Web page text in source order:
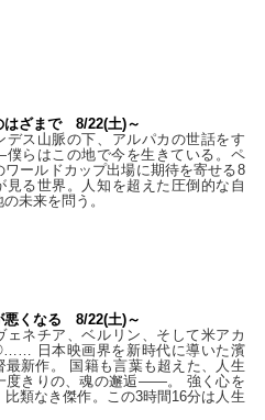
はざまで 8/22(土)～
デス山脈の下、アルパカの世話をす
らはこの地で今を生きている。ペ
ワールドカップ出場に期待を寄せる8
見る世界。人知を超えた圧倒的な自
未来を問う。
悪くなる 8/22(土)～
ェネチア、ベルリン、そして米アカ
日本映画界を新時代に導いた濱
最新作。 国籍も言葉も超えた、人生
度きりの、魂の邂逅――。 強く心を
比類なき傑作。この3時間16分は人生